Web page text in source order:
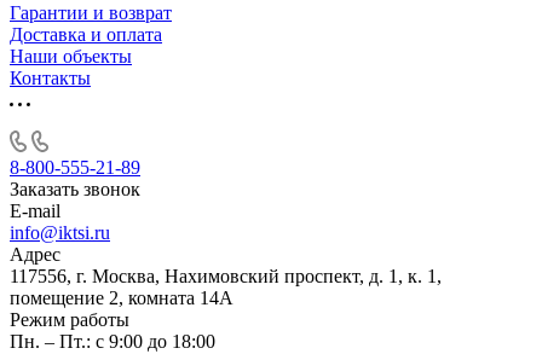
Гарантии и возврат
Доставка и оплата
Наши объекты
Контакты
8-800-555-21-89
Заказать звонок
E-mail
info@iktsi.ru
Адрес
117556, г. Москва, Нахимовский проспект, д. 1, к. 1,
помещение 2, комната 14А
Режим работы
Пн. – Пт.: с 9:00 до 18:00